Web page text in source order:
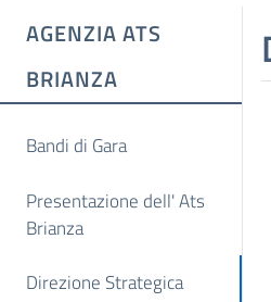
AGENZIA ATS
BRIANZA
Bandi di Gara
Presentazione dell' Ats
Brianza
Direzione Strategica